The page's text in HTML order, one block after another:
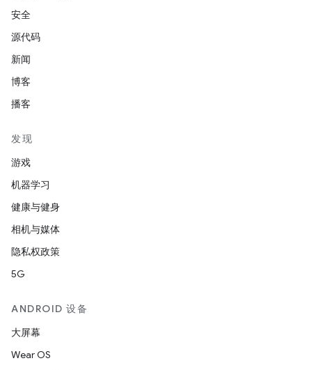
安全
源代码
新闻
博客
播客
发现
游戏
机器学习
健康与健身
相机与媒体
隐私权政策
5G
ANDROID 设备
大屏幕
Wear OS